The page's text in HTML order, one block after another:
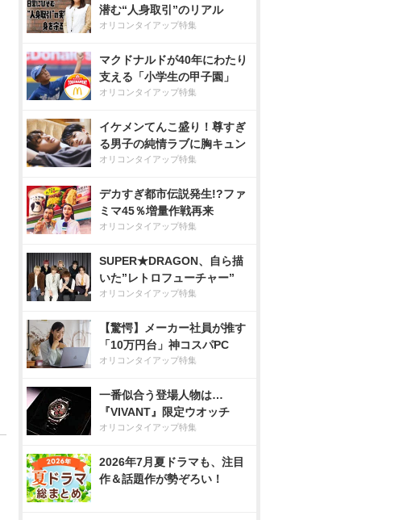
潜む“人身取引”のリアル
オリコンタイアップ特集
マクドナルドが40年にわたり
支える「小学生の甲子園」
オリコンタイアップ特集
イケメンてんこ盛り！尊すぎ
る男子の純情ラブに胸キュン
オリコンタイアップ特集
デカすぎ都市伝説発生!?ファ
ミマ45％増量作戦再来
オリコンタイアップ特集
SUPER★DRAGON、自ら描
いた”レトロフューチャー”
オリコンタイアップ特集
【驚愕】メーカー社員が推す
「10万円台」神コスパPC
オリコンタイアップ特集
一番似合う登場人物は…
『VIVANT』限定ウオッチ
オリコンタイアップ特集
2026年7月夏ドラマも、注目
作＆話題作が勢ぞろい！